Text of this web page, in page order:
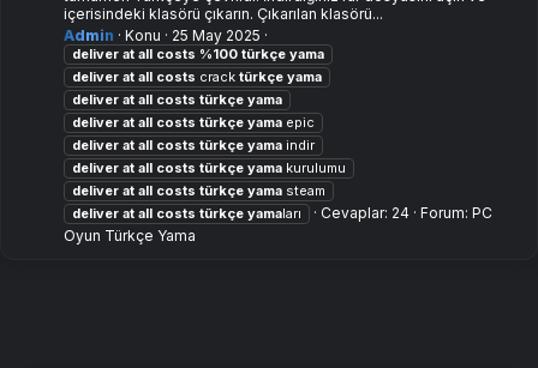
içerisindeki klasörü çıkarın. Çıkarılan klasörü...
Admin
Konu 25 May 2025
deliver at all costs %100 türkçe yama
deliver at all costs crack türkçe yama
deliver at all costs türkçe yama
deliver at all costs türkçe yama epic
deliver at all costs türkçe yama indir
deliver at all costs türkçe yama kurulumu
deliver at all costs türkçe yama steam
deliver at all costs türkçe yamaları Cevaplar: 24 Forum: PC
Oyun Türkçe Yama